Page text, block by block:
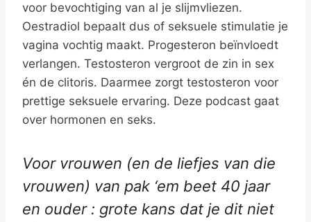
voor bevochtiging van al je slijmvliezen.
Oestradiol bepaalt dus of seksuele stimulatie je
vagina vochtig maakt. Progesteron beïnvloedt
verlangen. Testosteron vergroot de zin in sex
én de clitoris. Daarmee zorgt testosteron voor
prettige seksuele ervaring. Deze podcast gaat
over hormonen en seks.
Voor vrouwen (en de liefjes van die
vrouwen) van pak ‘em beet 40 jaar
en ouder : grote kans dat je dit niet